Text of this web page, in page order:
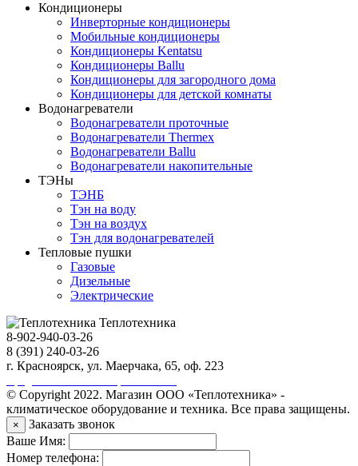
Кондиционеры
Инверторные кондиционеры
Мобильные кондиционеры
Кондиционеры Kentatsu
Кондиционеры Ballu
Кондиционеры для загородного дома
Кондиционеры для детской комнаты
Водонагреватели
Водонагреватели проточные
Водонагреватели Thermex
Водонагреватели Ballu
Водонагреватели накопительные
ТЭНы
ТЭНБ
Тэн на воду
Тэн на воздух
Тэн для водонагревателей
Тепловые пушки
Газовые
Дизельные
Электрические
Теплотехника
8-902-940-03-26
8 (391) 240-03-26
г. Красноярск, ул. Маерчака, 65, оф. 223
© Copyright 2022. Магазин ООО «Теплотехника» -
климатическое оборудование и техника. Все права защищены.
×
Заказать звонок
Ваше Имя:
Номер телефона: